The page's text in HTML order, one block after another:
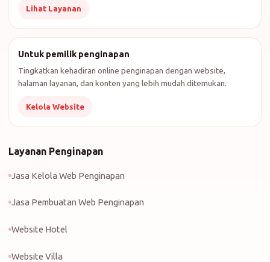
Lihat Layanan
Untuk pemilik penginapan
Tingkatkan kehadiran online penginapan dengan website,
halaman layanan, dan konten yang lebih mudah ditemukan.
Kelola Website
Layanan Penginapan
Jasa Kelola Web Penginapan
Jasa Pembuatan Web Penginapan
Website Hotel
Website Villa